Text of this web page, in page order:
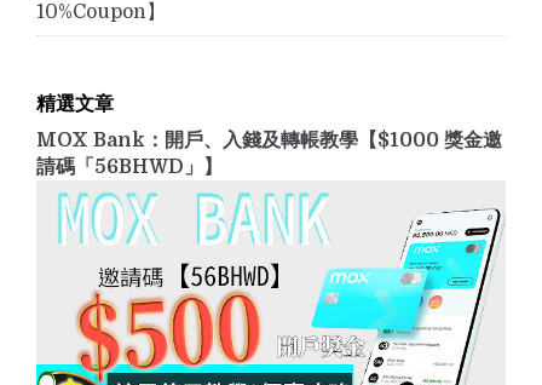
10%Coupon】
精選文章
MOX Bank：開戶、入錢及轉帳教學【$1000 獎金邀
請碼「56BHWD」】